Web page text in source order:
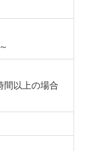
間以上の場合